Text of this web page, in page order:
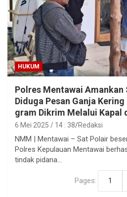
HUKUM
Polres Mentawai Amankan
Diduga Pesan Ganja
gram Dikrim Melalui Kapal
6 Mei 2025 / 14 : 38 Redaksi
NMM | Mentawai – Sat Polair
Polres Kepulauan Mentawai
tindak pidana…
Pages: 1